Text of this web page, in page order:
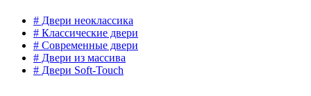
# Двери неоклассика
# Классические двери
# Современные двери
# Двери из массива
# Двери Soft-Touch